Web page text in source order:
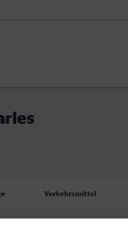
Verkehrsmittel